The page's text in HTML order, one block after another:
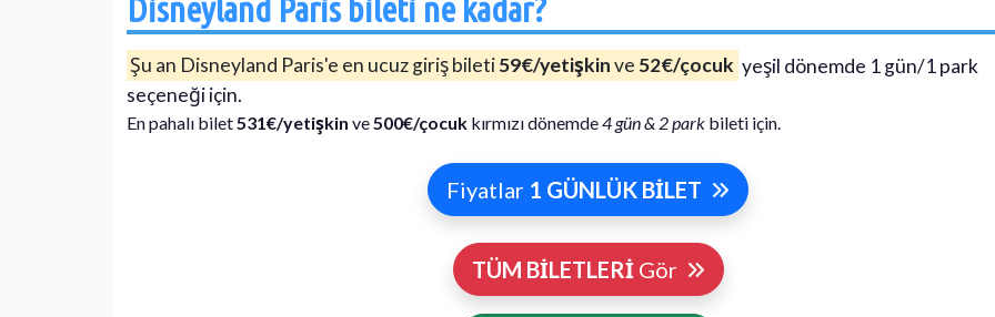
Disneyland Paris bileti ne kadar?
Şu an Disneyland Paris'e en ucuz giriş bileti59€/yetişkinve 52€/çocuk yeşil dönemde 1 gün/1 park
seçeneği için.
En pahalı bilet 531€/yetişkin ve 500€/çocuk kırmızı dönemde4 gün & 2 park bileti için.
Fiyatlar 1 GÜNLÜK BİLET
TÜM BİLETLERİGör